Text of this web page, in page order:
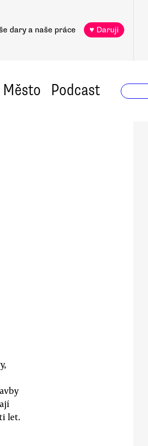
dary a naše práce ♥ Daruji
Město Podcast
let.